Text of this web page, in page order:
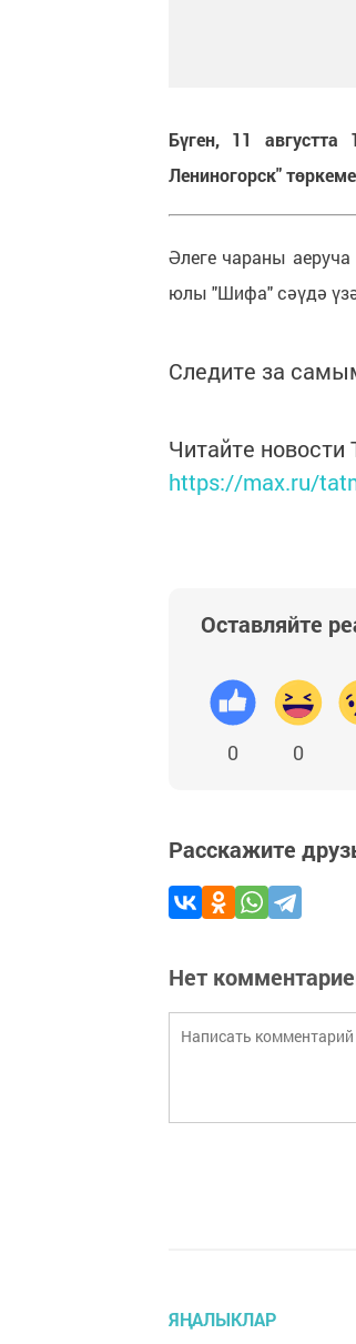
Бүген, 11 августта
Лениногорск"
Әлеге чараны
юлы "Шифа" сәүдә
Следите за
Читайте
https://max.ru/
Оставляйте
0 0
Расскажите
Нет
ЯҢАЛЫКЛАР